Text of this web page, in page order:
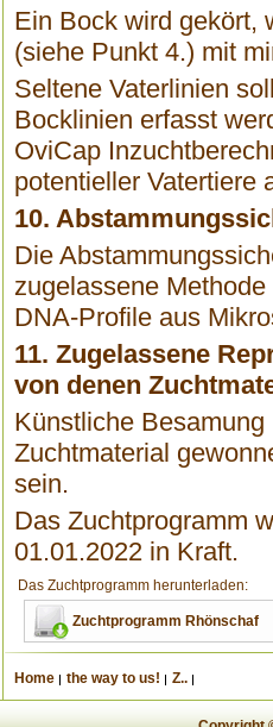
Ein Bock wird gekört,
(siehe Punkt 4.) mit
Seltene Vaterlinien
Bocklinien erfasst
OviCap
potentieller Vatertiere
10.
Die
zugelassene
DNA-Profile aus
11. Zugelassene
von denen
Künstliche
Zuchtmaterial
sein.
Das Zuchtprogramm
01.01.2022 in Kraft.
Das Zuchtprogramm herunterladen:
Zuchtprogramm Rhönschaf
Home the way to us! Z..